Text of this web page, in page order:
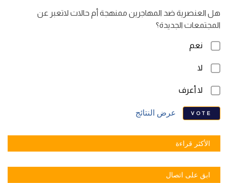
هل العنصرية ضد المهاجرين ممنهجة أم حالات لاتعبر عن
المجتمعات الجديدة؟
نعم
لا
لا أعرف
VOTE عرض النتائج
الأكثر قراءة
ابق على اتصال